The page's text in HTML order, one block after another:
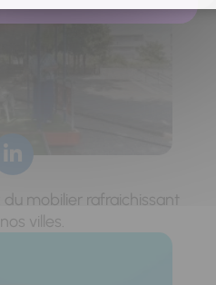
mobilier rafraichissant
villes.